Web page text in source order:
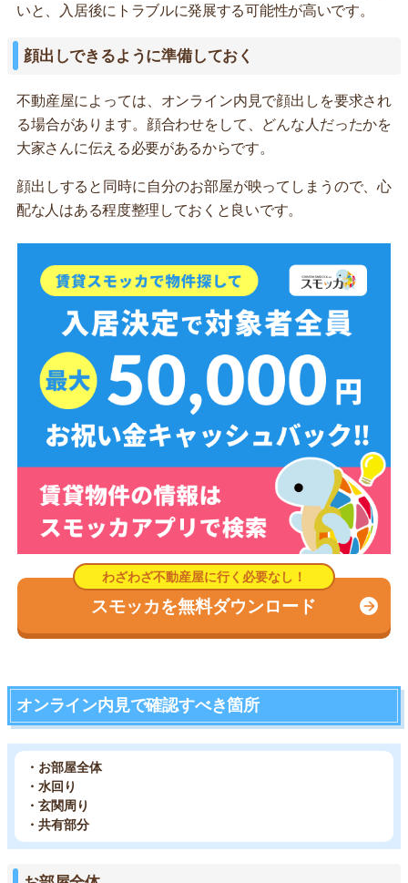
いと、入居後にトラブルに発展する可能性が高いです。
顔出しできるように準備しておく
不動産屋によっては、オンライン内見で顔出しを要求され
る場合があります。顔合わせをして、どんな人だったかを
大家さんに伝える必要があるからです。
顔出しすると同時に自分のお部屋が映ってしまうので、心
配な人はある程度整理しておくと良いです。
スモッカを無料ダウンロード
オンライン内見で確認すべき箇所
・お部屋全体
・水回り
・玄関周り
・共有部分